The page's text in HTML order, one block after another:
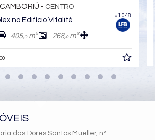
para morar com mais espaço e
das cidades mais valorizadas do Brasil.
mais sobre esta cobertura no Torre
#1.048
- CENTRO
no Edifício Vitalité
405,0m² 268,0m²
00
das Dores Santos Mueller, nº